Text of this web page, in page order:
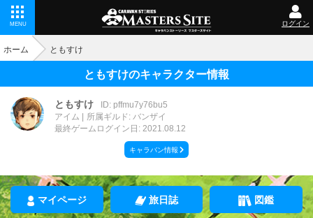
MENU ログイン
ホーム ともすけ
ともすけのキャラクター情報
ともすけ
ID: pffmu7y76bu5
アイム
所属ギルド: バンザイ
最終ゲームログイン日: 2021.08.12
キャラバン情報
マイページ 旅日誌 図鑑